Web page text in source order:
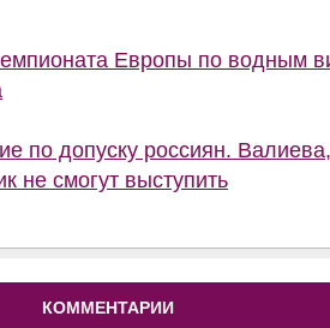
Европы по водным
по допуску россиян. Валиева,
не смогут выступить
КОММЕНТАРИИ